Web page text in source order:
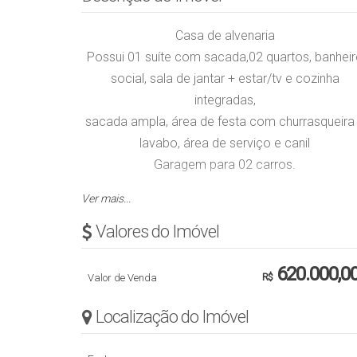
Casa de alvenaria
Possui 01 suíte com sacada,02 quartos,
social, sala de jantar + estar/tv e cozinha
integradas,
sacada ampla, área de festa com churrasqueira
lavabo, área de serviço e canil
Garagem para 02 carros.
Ficam todos os móveis sob medida.
Sistema de aquecimento à gás e e
telhado metálica, toda murada com portão
quartos e estrutural em alvenaria da laje e rebaixo
em gesso.
Ver mais...
Valores do Imóvel
R$
Valor de Venda
Localização do Imóvel